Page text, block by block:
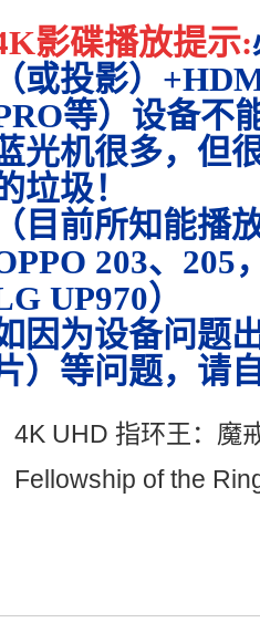
影碟播放提示:
（或投影）
等）设备不
光机很多，但
垃圾！
（目前所知能播
203、205
UP970）
因为设备问题
）等问题，请
4K UHD 指环王：魔
Fellowship of the